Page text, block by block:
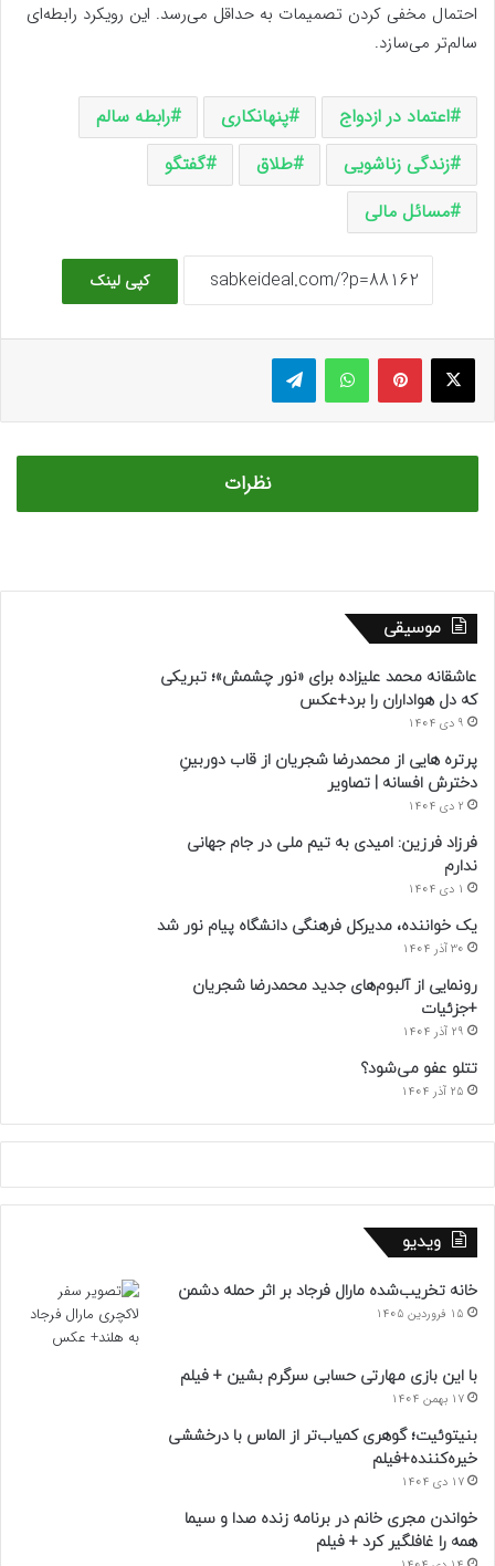
احتمال مخفی کردن تصمیمات به حداقل می‌رسد. این رویکرد رابطه‌ای
سالم‌تر می‌سازد.
اعتماد در ازدواج پنهانکاری
رابطه سالم
زندگی زناشویی
طلاق
گفتگو
مسائل مالی
کپی لینک
ایکس پینتریستواتس آپ تلگرام
نظرات
موسیقی
عاشقانه محمد علیزاده برای «نور چشمش»؛ تبریکی
که دل هواداران را برد+عکس
9 دی 1404
پرتره هایی از محمدرضا شجریان از قاب دوربینِ
دخترش افسانه | تصاویر
2 دی 1404
فرزاد فرزین: امیدی به تیم ملی در جام جهانی
ندارم
1 دی 1404
یک خواننده، مدیرکل فرهنگی دانشگاه پیام نور شد
30 آذر 1404
رونمایی از آلبوم‌های جدید محمدرضا شجریان
+جزئیات
29 آذر 1404
تتلو عفو می‌شود؟
25 آذر 1404
ویدیو
خانه تخریب‌شده مارال فرجاد بر اثر حمله دشمن
15 فروردین 1405
با این بازی مهارتی حسابی سرگرم بشین + فیلم
17 بهمن 1404
بنیتوئیت؛ گوهری کمیاب‌تر از الماس با درخششی
خیره‌کننده+فیلم
17 دی 1404
خواندن مجری خانم در برنامه زنده صدا و سیما
همه را غافلگیر کرد + فیلم